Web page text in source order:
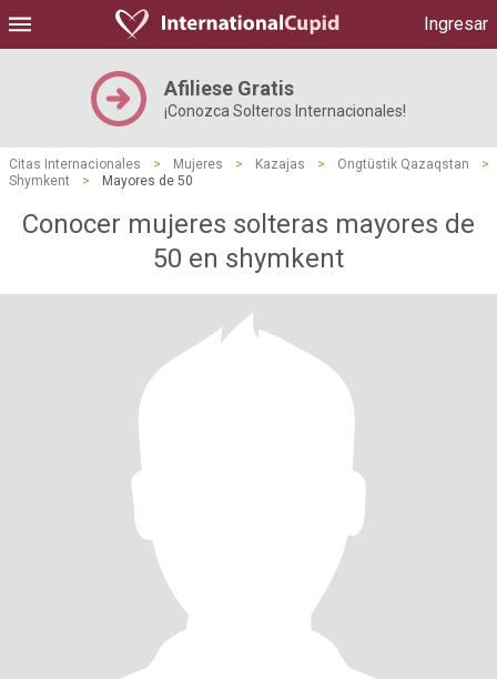
Ingresar
Afiliese Gratis
¡Conozca Solteros Internacionales!
Citas Internacionales > Mujeres > Kazajas > Ongtüstik Qazaqstan
>
Shymkent
> Mayores de 50
Conocer mujeres solteras mayores de
50 en shymkent